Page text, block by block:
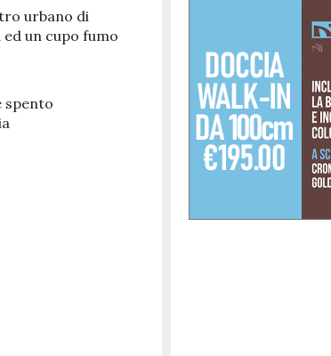
urbano di
un cupo fumo
spento